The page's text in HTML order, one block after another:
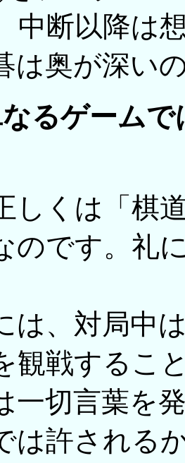
中断以降は
は奥が深い
るゲーム
しくは「棋
のです。礼
は、対局中
観戦するこ
一切言葉を
は許される